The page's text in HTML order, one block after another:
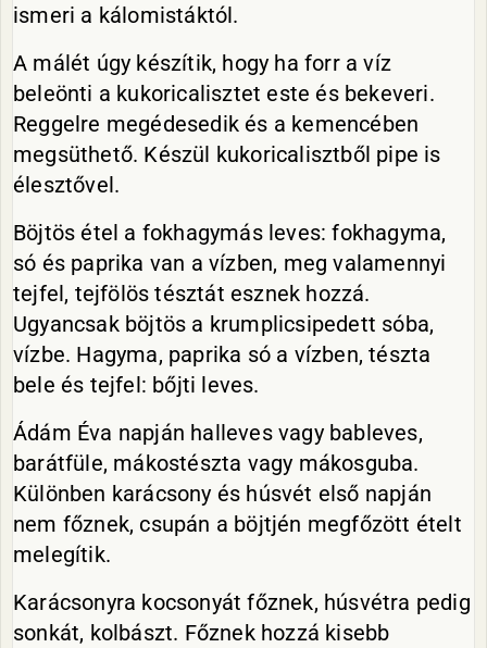
ismeri a kálomistáktól.
A málét úgy készítik, hogy ha forr a víz
beleönti a kukoricalisztet este és bekeveri.
Reggelre megédesedik és a kemencében
megsüthető. Készül kukoricalisztből pipe is
élesztővel.
Böjtös étel a fokhagymás leves: fokhagyma,
só és paprika van a vízben, meg valamennyi
tejfel, tejfölös tésztát esznek hozzá.
Ugyancsak böjtös a krumplicsipedett sóba,
vízbe. Hagyma, paprika só a vízben, tészta
bele és tejfel: bőjti leves.
Ádám Éva napján halleves vagy bableves,
barátfüle, mákostészta vagy mákosguba.
Különben karácsony és húsvét első napján
nem főznek, csupán a böjtjén megfőzött ételt
melegítik.
Karácsonyra kocsonyát főznek, húsvétra pedig
sonkát, kolbászt. Főznek hozzá kisebb